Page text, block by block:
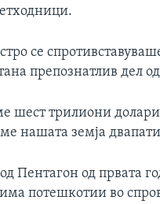
се
препознатлив дел
шест трилиони
нашата земја
Пентагон од првата
потешкотии во